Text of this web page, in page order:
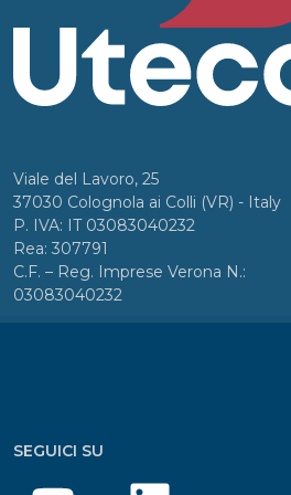
Viale del Lavoro, 25
37030 Colognola ai Colli (VR) - Italy
P. IVA: IT 03083040232
Rea: 307791
C.F. – Reg. Imprese Verona N.:
03083040232
SEGUICI SU